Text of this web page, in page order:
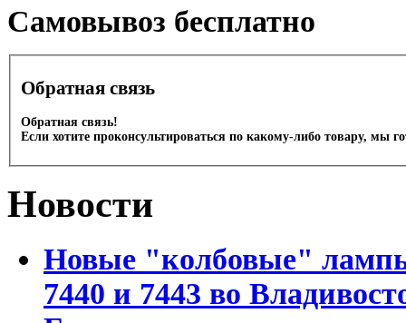
Cамовывоз бесплатно
Обратная связь
Обратная связь!
Если хотите проконсультироваться по какому-либо товару, мы
Новости
Новые "колбовые"
7440 и 7443 во